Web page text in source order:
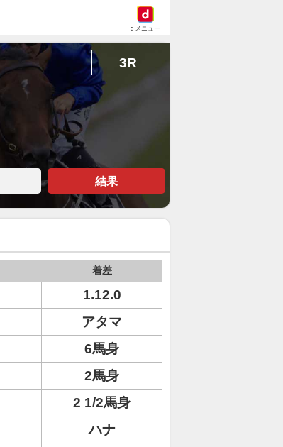
dメニュー
3R
結果
着差
1.12.0
アタマ
6馬身
2馬身
2 1/2馬身
ハナ